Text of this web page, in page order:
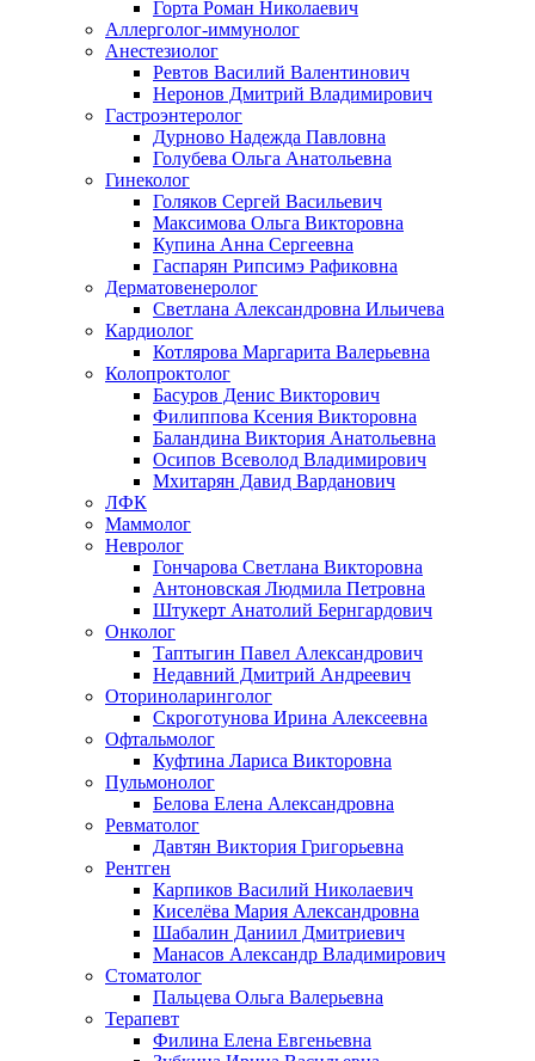
Горта Роман Николаевич
Аллерголог-иммунолог
Анестезиолог
Ревтов Василий Валентинович
Неронов Дмитрий Владимирович
Гастроэнтеролог
Дурново Надежда Павловна
Голубева Ольга Анатольевна
Гинеколог
Голяков Сергей Васильевич
Максимова Ольга Викторовна
Купина Анна Сергеевна
Гаспарян Рипсимэ Рафиковна
Дерматовенеролог
Светлана Александровна Ильичева
Кардиолог
Котлярова Маргарита Валерьевна
Колопроктолог
Басуров Денис Викторович
Филиппова Ксения Викторовна
Баландина Виктория Анатольевна
Осипов Всеволод Владимирович
Мхитарян Давид Варданович
ЛФК
Маммолог
Невролог
Гончарова Светлана Викторовна
Антоновская Людмила Петровна
Штукерт Анатолий Бернгардович
Онколог
Таптыгин Павел Александрович
Недавний Дмитрий Андреевич
Оториноларинголог
Скроготунова Ирина Алексеевна
Офтальмолог
Куфтина Лариса Викторовна
Пульмонолог
Белова Елена Александровна
Ревматолог
Давтян Виктория Григорьевна
Рентген
Карпиков Василий Николаевич
Киселёва Мария Александровна
Шабалин Даниил Дмитриевич
Манасов Александр Владимирович
Стоматолог
Пальцева Ольга Валерьевна
Терапевт
Филина Елена Евгеньевна